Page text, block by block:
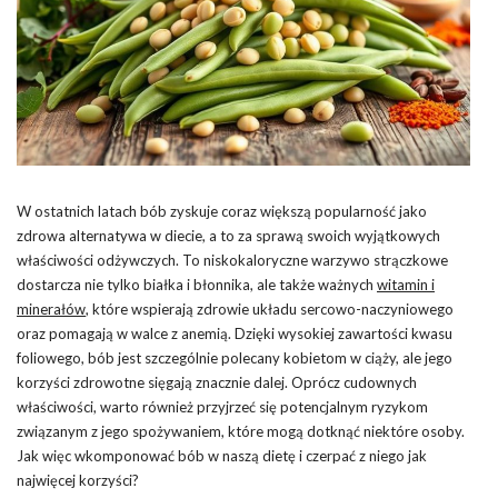
W ostatnich latach bób zyskuje coraz większą popularność jako
zdrowa alternatywa w diecie, a to za sprawą swoich wyjątkowych
właściwości odżywczych. To niskokaloryczne warzywo strączkowe
dostarcza nie tylko białka i błonnika, ale także ważnych witamin i
minerałów, które wspierają zdrowie układu sercowo-naczyniowego
oraz pomagają w walce z anemią. Dzięki wysokiej zawartości kwasu
foliowego, bób jest szczególnie polecany kobietom w ciąży, ale jego
korzyści zdrowotne sięgają znacznie dalej. Oprócz cudownych
właściwości, warto również przyjrzeć się potencjalnym ryzykom
związanym z jego spożywaniem, które mogą dotknąć niektóre osoby.
Jak więc wkomponować bób w naszą dietę i czerpać z niego jak
najwięcej korzyści?